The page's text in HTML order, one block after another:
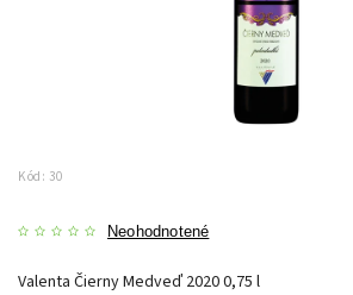
Kód: 30
Neohodnotené
Valenta Čierny Medveď 2020 0,75 l